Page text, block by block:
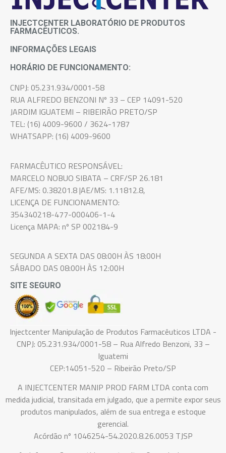
INJECTCENTER LABORATÓRIO DE PRODUTOS
FARMACÊUTICOS.
INFORMAÇÕES LEGAIS
HORÁRIO DE FUNCIONAMENTO:
CNPJ: 05.231.934/0001-58
RUA ALFREDO BENZONI Nº 33 – CEP 14091-520
JARDIM IGUATEMI – RIBEIRÃO PRETO/SP
TEL: (16) 4009-9600 / 3624-1787
WHATSAPP: (16) 4009-9600
FARMACÊUTICO RESPONSÁVEL:
MARCELO NOBUO SIBATA – CRF/SP 26.181
AFE/MS: 0.38201.8 |AE/MS: 1.11812.8,
LICENÇA DE FUNCIONAMENTO:
354340218-477-000406-1-4
Licença MAPA: nº SP 002184-9
SEGUNDA A SEXTA DAS 08:00H ÀS 18:00H
SÁBADO DAS 08:00H ÀS 12:00H
SITE SEGURO
Injectcenter Manipulação de Produtos Farmacêuticos LTDA -
CNPJ: 05.231.934/0001-58 – Rua Alfredo Benzoni, 33 –
Iguatemi
CEP:14051-520 – Ribeirão Preto/SP
A INJECTCENTER MANIP PROD FARM LTDA conta com
medida judicial, transitada em julgado, que a permite expor seus
produtos manipulados, além de sua entrega e estoque
gerencial.
Acórdão nº 1046254-54.2020.8.26.0053 TJSP